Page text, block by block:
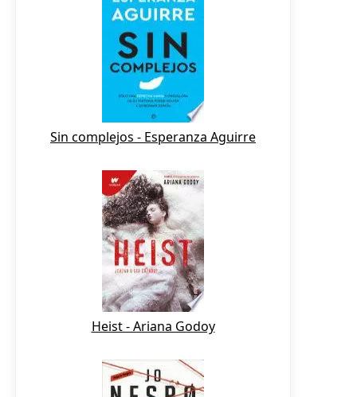
Sin complejos - Esperanza Aguirre
Heist - Ariana Godoy